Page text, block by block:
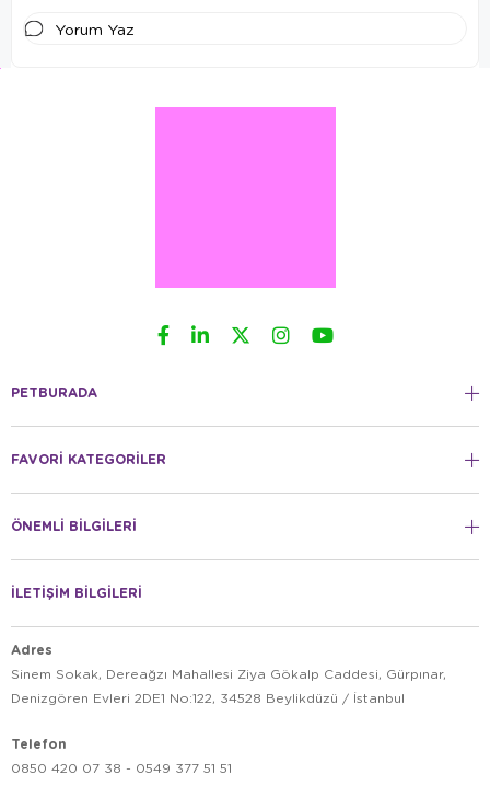
Yorum Yaz
PETBURADA
FAVORİ KATEGORİLER
ÖNEMLİ BİLGİLERİ
İLETİŞİM BİLGİLERİ
Adres
Sinem Sokak, Dereağzı Mahallesi Ziya Gökalp Caddesi, Gürpınar,
Denizgören Evleri 2DE1 No:122, 34528 Beylikdüzü / İstanbul
Telefon
0850 420 07 38 - 0549 377 51 51